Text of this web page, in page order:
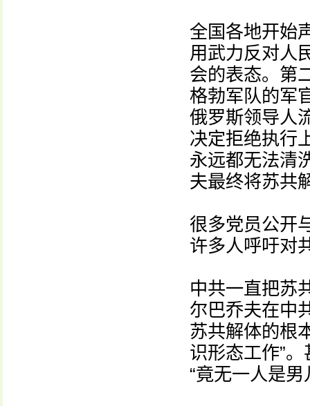
全国各地开始
用武力反对人
会的表态。第
格勃军队的军
俄罗斯领导人
决定拒绝执行
永远都无法清
夫最终将苏共
很多党员公开
许多人呼吁对
中共一直把苏
尔巴乔夫在中
苏共解体的根
识形态工作”
“竟无一人是